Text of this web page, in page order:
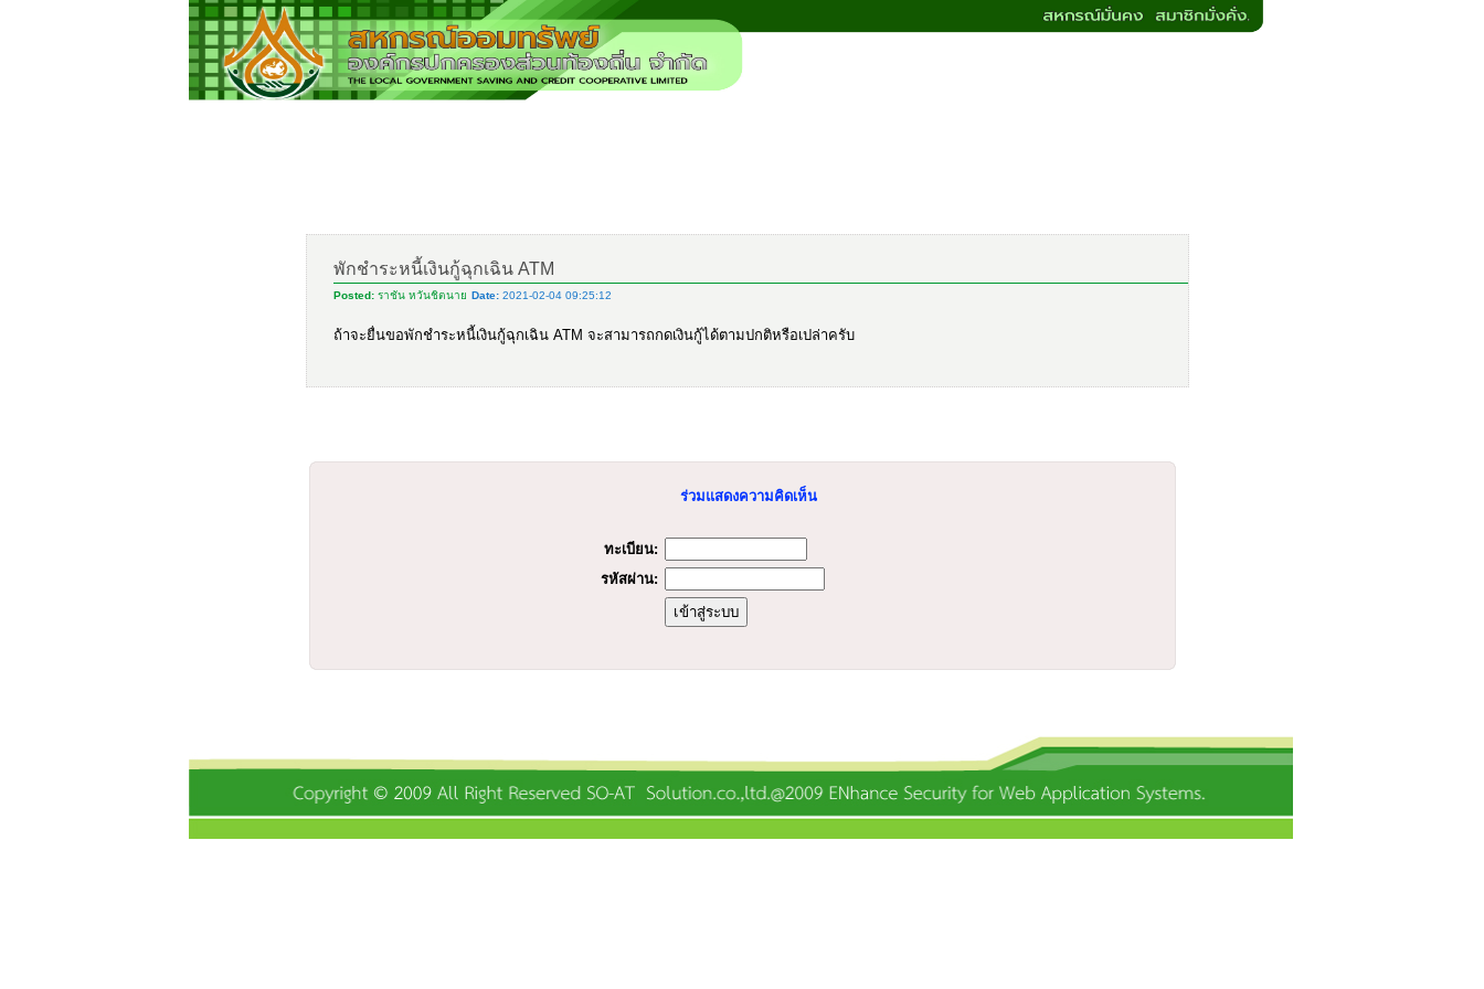
พักชำระหนี้เงินกู้ฉุกเฉิน ATM
Posted: ราชัน หวันชิตนาย Date: 2021-02-04 09:25:12
ถ้าจะยื่นขอพักชำระหนี้เงินกู้ฉุกเฉิน ATM จะสามารถกดเงินกู้ได้ตามปกติหรือเปล่าครับ
ร่วมแสดงความคิดเห็น
ทะเบียน:
รหัสผ่าน: